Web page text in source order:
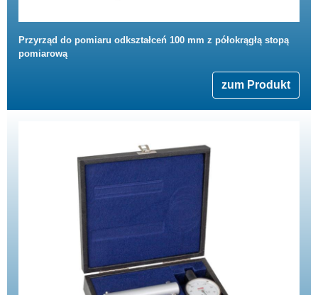
Przyrząd do pomiaru odkształceń 100 mm z półokrągłą stopą
pomiarową
zum Produkt